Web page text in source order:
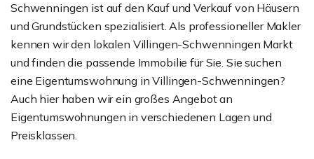
Schwenningen ist auf den Kauf und Verkauf von Häusern
und Grundstücken spezialisiert. Als professioneller Makler
kennen wir den lokalen Villingen-Schwenningen Markt
und finden die passende Immobilie für Sie. Sie suchen
eine Eigentumswohnung in Villingen-Schwenningen?
Auch hier haben wir ein großes Angebot an
Eigentumswohnungen in verschiedenen Lagen und
Preisklassen.